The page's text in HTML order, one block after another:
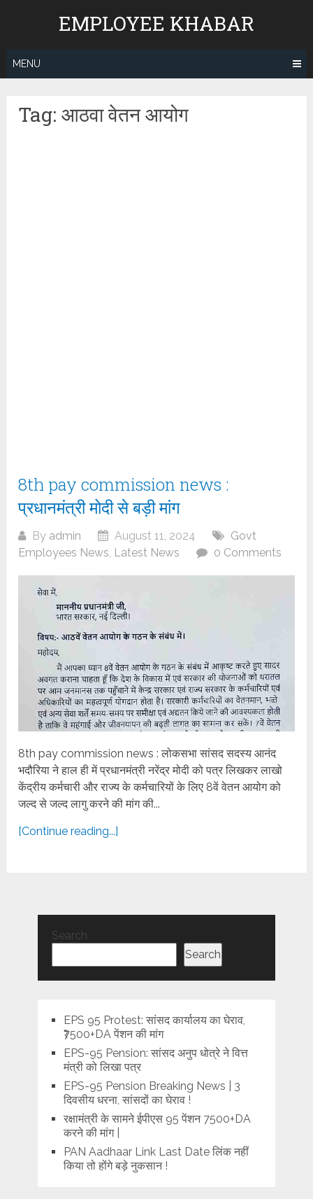
EMPLOYEE KHABAR
MENU
Tag:आठवा वेतन आयोग
8th pay commission news :
प्रधानमंत्री मोदी से बड़ी मांग
By admin August 11, 2024
Govt
Employees News, Latest News 0 Comments
8th pay commission news : लोकसभा सांसद सदस्य आनंद
भदौरिया ने हाल ही में प्रधानमंत्री नरेंद्र मोदी को पत्र लिखकर लाखो
केंद्रीय कर्मचारी और राज्य के कर्मचारियों के लिए 8वें वेतन आयोग को
जल्द से जल्द लागु करने की मांग की...
[Continue reading...]
Search
Search
EPS 95 Protest: सांसद कार्यालय का घेराव,
₹7500+DA पेंशन की मांग
EPS-95 Pension: सांसद अनुप धोत्रे ने वित्त
मंत्री को लिखा पत्र
EPS-95 Pension Breaking News | 3
दिवसीय धरना, सांसदों का घेराव !
रक्षामंत्री के सामने ईपीएस 95 पेंशन 7500+DA
करने की मांग |
PAN Aadhaar Link Last Date लिंक नहीं
किया तो होंगे बड़े नुकसान !